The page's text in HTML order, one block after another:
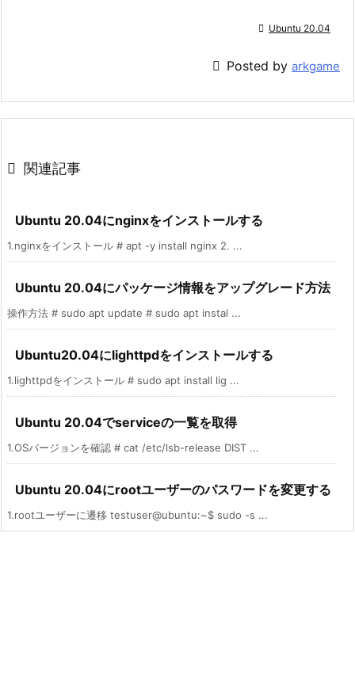
 Ubuntu 20.04
 Posted by arkgame
 関連記事
Ubuntu 20.04にnginxをインストールする
1.nginxをインストール # apt -y install nginx 2. ...
Ubuntu 20.04にパッケージ情報をアップグレード方法
操作方法 # sudo apt update # sudo apt instal ...
Ubuntu20.04にlighttpdをインストールする
1.lighttpdをインストール # sudo apt install lig ...
Ubuntu 20.04でserviceの一覧を取得
1.OSバージョンを確認 # cat /etc/lsb-release DIST ...
Ubuntu 20.04にrootユーザーのパスワードを変更する
1.rootユーザーに遷移 testuser@ubuntu:~$ sudo -s ...